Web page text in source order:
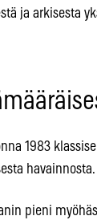
ja arkisesta
1983
havainnosta.
pieni